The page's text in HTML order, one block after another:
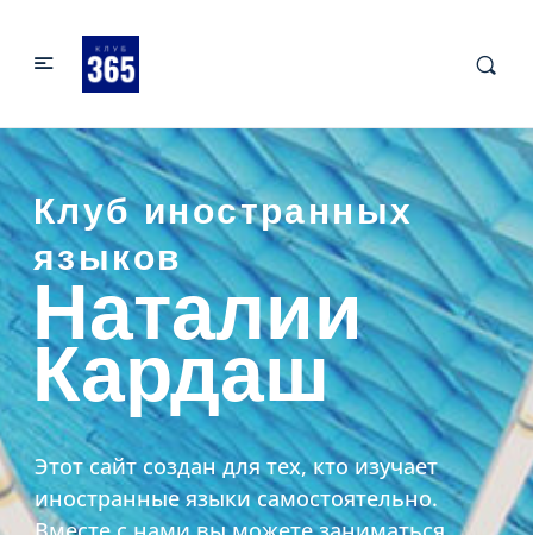
Клуб иностранных
языков
Наталии
Кардаш
Этот сайт создан для тех, кто изучает
иностранные языки самостоятельно.